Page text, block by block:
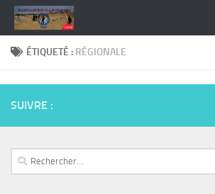
Skip to content
ÉTIQUETÉ : RÉGIONALE
SUIVRE :
Rechercher :